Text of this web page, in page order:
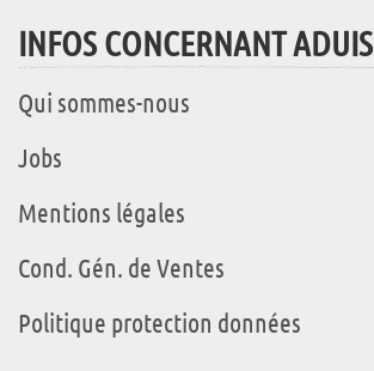
INFOS CONCERNANT ADUIS
Qui sommes-nous
Jobs
Mentions légales
Cond. Gén. de Ventes
Politique protection données